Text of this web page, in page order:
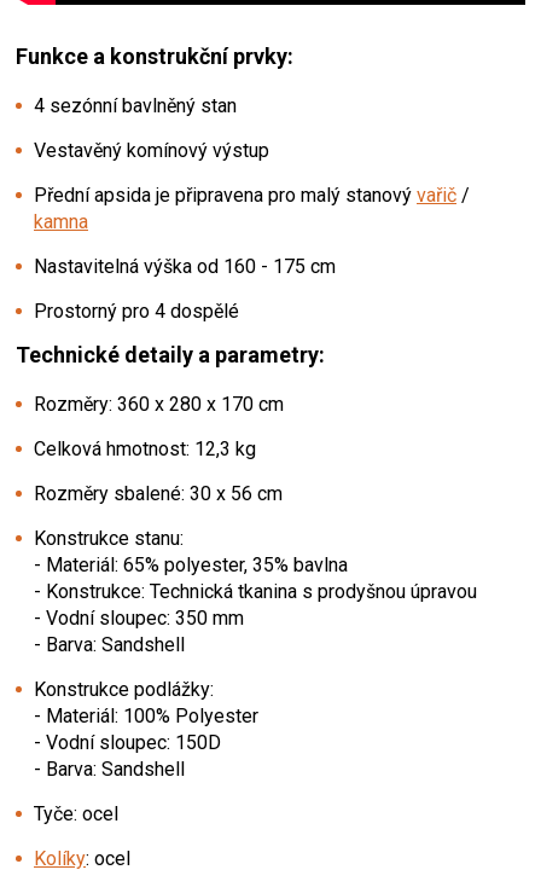
Funkce a konstrukční prvky:
4 sezónní bavlněný stan
Vestavěný komínový výstup
Přední apsida je připravena pro malý stanový vařič /
kamna
Nastavitelná výška od 160 - 175 cm
Prostorný pro 4 dospělé
Technické detaily a parametry:
Rozměry: 360 x 280 x 170 cm
Celková hmotnost: 12,3 kg
Rozměry sbalené: 30 x 56 cm
Konstrukce stanu:
- Materiál: 65% polyester, 35% bavlna
- Konstrukce: Technická tkanina s prodyšnou úpravou
- Vodní sloupec: 350 mm
- Barva: Sandshell
Konstrukce podlážky:
- Materiál: 100% Polyester
- Vodní sloupec: 150D
- Barva: Sandshell
Tyče: ocel
Kolíky: ocel